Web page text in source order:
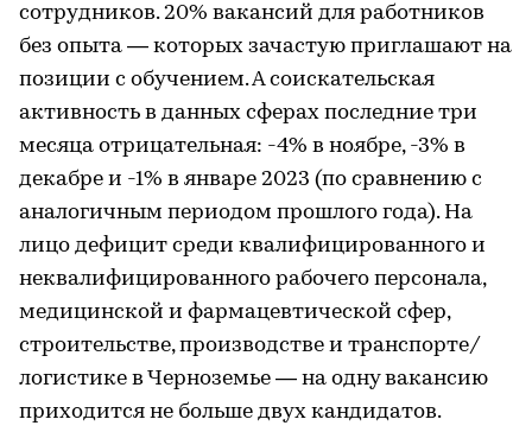
сотрудников. 20% вакансий для работников
без опыта — которых зачастую приглашают на
позиции с обучением. А соискательская
активность в данных сферах последние три
месяца отрицательная: -4% в ноябре, -3% в
декабре и -1% в январе 2023 (по сравнению с
аналогичным периодом прошлого года). На
лицо дефицит среди квалифицированного и
неквалифицированного рабочего персонала,
медицинской и фармацевтической сфер,
строительстве, производстве и транспорте/
логистике в Черноземье — на одну вакансию
приходится не больше двух кандидатов.